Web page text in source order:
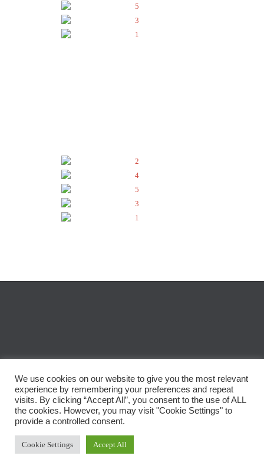
© 2023Calin Bibart| All rights reserved
↑
  tiktok
We use cookies on our website to give you the most relevant
experience by remembering your preferences and repeat
visits. By clicking “Accept All”, you consent to the use of ALL
the cookies. However, you may visit "Cookie Settings" to
provide a controlled consent.
Cookie Settings Accept All